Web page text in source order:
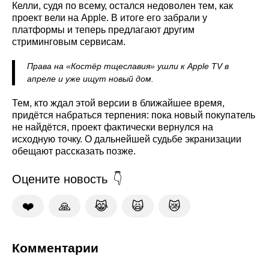
Келли, судя по всему, остался недоволен тем, как
проект вели на Apple. В итоге его забрали у
платформы и теперь предлагают другим
стриминговым сервисам.
Права на «Костёр тщеславия» ушли к Apple TV в
апреле и уже ищут новый дом.
Тем, кто ждал этой версии в ближайшее время,
придётся набраться терпения: пока новый покупатель
не найдётся, проект фактически вернулся на
исходную точку. О дальнейшей судьбе экранизации
обещают рассказать позже.
Оцените новость
❤️ 🙏 😹 🙀 😿
Комментарии